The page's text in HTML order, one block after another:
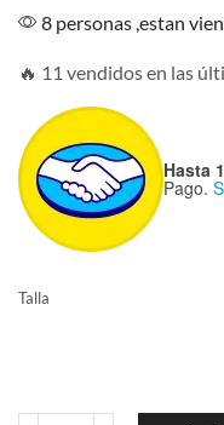
8 personas ,estan
🔥 11 vendidos en las
Hasta
Pago.
Talla